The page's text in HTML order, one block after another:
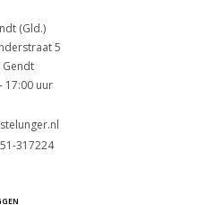
(Gld.)
5
Gendt
17:00 uur
317224